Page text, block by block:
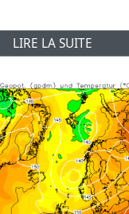
LIRE LA SUITE